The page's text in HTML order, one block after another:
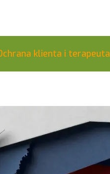
klienta i terapeuta